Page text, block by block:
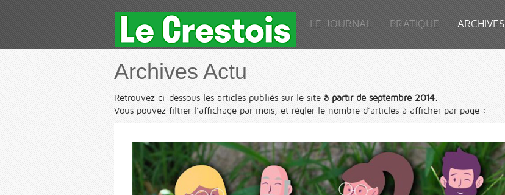
LE JOURNAL PRATIQUE ARCHIVES
Archives Actu
Retrouvez ci-dessous les articles publiés sur le site à partir de septembre 2014
Vous pouvez filtrer l'affichage par mois, et régler le nombre d'articles à afficher par page :